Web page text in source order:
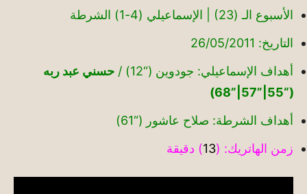
الأسبوع الـ (23) | الإسماعيلي (4-1) الشرطة
التاريخ: 26/05/2011
أهداف الإسماعيلي: جودوين (“12) /
حسني عبد ربه
(“55|”57|”68)
أهداف الشرطة: صلاح عاشور (“61)
زمن الهاتريك: (13) دقيقة